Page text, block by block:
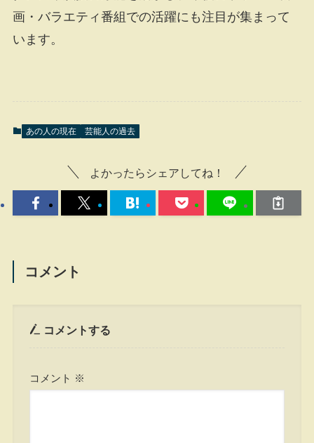
画・バラエティ番組での活躍にも注目が集まって
います。
あの人の現在 芸能人の過去
よかったらシェアしてね！
コメント
コメントする
コメント ※